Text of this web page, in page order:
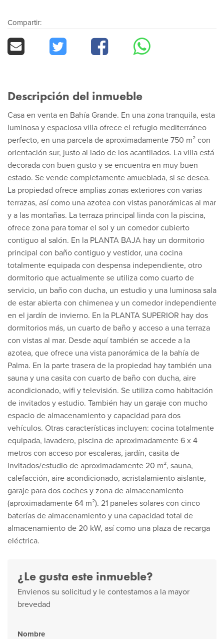
Compartir:
Descripción del inmueble
Casa en venta en Bahía Grande. En una zona tranquila, esta
luminosa y espaciosa villa ofrece el refugio mediterráneo
perfecto, en una parcela de aproximadamente 750 m² con
orientación sur, justo al lado de los acantilados. La villa está
decorada con buen gusto y se encuentra en muy buen
estado. Se vende completamente amueblada, si se desea.
La propiedad ofrece amplias zonas exteriores con varias
terrazas, así como una azotea con vistas panorámicas al mar
y a las montañas. La terraza principal linda con la piscina,
ofrece zona para tomar el sol y un comedor cubierto
contiguo al salón. En la PLANTA BAJA hay un dormitorio
principal con baño contiguo y vestidor, una cocina
totalmente equipada con despensa independiente, otro
dormitorio que actualmente se utiliza como cuarto de
servicio, un baño con ducha, un estudio y una luminosa sala
de estar abierta con chimenea y un comedor independiente
en el jardín de invierno. En la PLANTA SUPERIOR hay dos
dormitorios más, un cuarto de baño y acceso a una terraza
con vistas al mar. Desde aquí también se accede a la
azotea, que ofrece una vista panorámica de la bahía de
Palma. En la parte trasera de la propiedad hay también una
sauna y una casita con cuarto de baño con ducha, aire
acondicionado, wifi y televisión. Se utiliza como habitación
de invitados y estudio. También hay un garaje con mucho
espacio de almacenamiento y capacidad para dos
vehículos. Otras características incluyen: cocina totalmente
equipada, lavadero, piscina de aproximadamente 6 x 4
metros con acceso por escaleras, jardín, casita de
invitados/estudio de aproximadamente 20 m², sauna,
calefacción, aire acondicionado, acristalamiento aislante,
garaje para dos coches y zona de almacenamiento
(aproximadamente 64 m²). 21 paneles solares con cinco
baterías de almacenamiento y una capacidad total de
almacenamiento de 20 kW, así como una plaza de recarga
eléctrica.
¿Le gusta este inmueble?
Envienos su solicitud y le contestamos a la mayor
brevedad
Nombre